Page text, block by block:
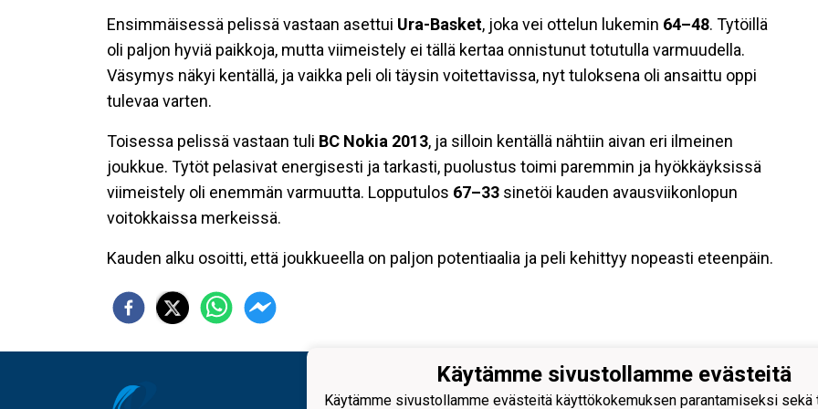
Ensimmäisessä pelissä vastaan asettui Ura-Basket, joka vei ottelun lukemin 64–48. Tytöillä
oli paljon hyviä paikkoja, mutta viimeistely ei tällä kertaa onnistunut totutulla varmuudella.
Väsymys näkyi kentällä, ja vaikka peli oli täysin voitettavissa, nyt tuloksena oli ansaittu oppi
tulevaa varten.
Toisessa pelissä vastaan tuli BC Nokia 2013, ja silloin kentällä nähtiin aivan eri ilmeinen
joukkue. Tytöt pelasivat energisesti ja tarkasti, puolustus toimi paremmin ja hyökkäyksissä
viimeistely oli enemmän varmuutta. Lopputulos 67–33 sinetöi kauden avausviikonlopun
voitokkaissa merkeissä.
Kauden alku osoitti, että joukkueella on paljon potentiaalia ja peli kehittyy nopeasti eteenpäin.
Käytämme sivustollamme evästeitä
Käytämme sivustollamme evästeitä käyttökokemuksen parantamiseksi sekä